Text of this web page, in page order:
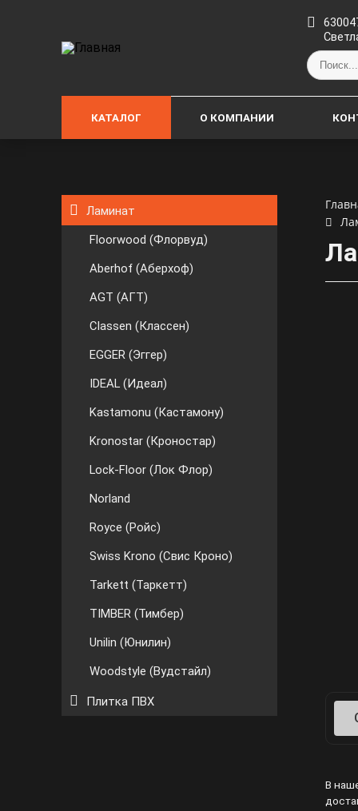
КАТАЛОГ О КОМПАНИИ
Ламинат
Floorwood (Флорвуд)
Aberhof (Аберхоф)
AGT (АГТ)
Classen (Классен)
EGGER (Эггер)
IDEAL (Идеал)
Kastamonu (Кастамону)
Kronostar (Кроностар)
Lock-Floor (Лок Флор)
Norland
Royce (Ройс)
Swiss Krono (Свис Кроно)
Tarkett (Таркетт)
TIMBER (Тимбер)
Unilin (Юнилин)
Woodstyle (Вудстайл)
Плитка ПВХ
В